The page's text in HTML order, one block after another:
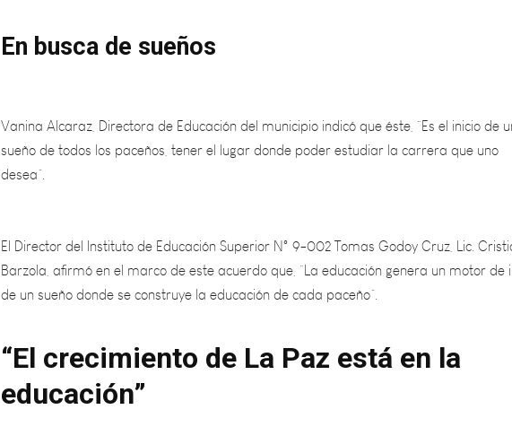
En busca de sueños
sueño de todos los paceños, tener el lugar donde poder estudiar la carrera que uno
desea”.
Barzola, afirmó en el marco de este acuerdo que, “La educación genera un motor de
de un sueño donde se construye la educación de cada paceño”.
“El crecimiento de La Paz está en la
educación”